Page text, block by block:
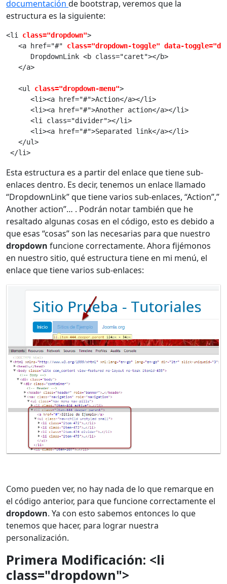
documentación de bootstrap, veremos que la
estructura es la siguiente:
<li class="dropdown">
<a href="#" class="dropdown-toggle" data-
DropdownLink <b class="caret"></b>
</a>
<ul class="dropdown-menu">
<li><a href="#">Action</a></li>
<li><a href="#">Another action</a></li>
<li class="divider"></li>
<li><a href="#">Separated link</a></li>
</ul>
</li>
Esta estructura es a partir del enlace que tiene sub-
enlaces dentro. Es decir, tenemos un enlace llamado
“DropdownLink” que tiene varios sub-enlaces, “Action”,”
Another action”… . Podrán notar también que he
resaltado algunas cosas en el código, esto es debido a
que esas “cosas” son las necesarias para que nuestro
dropdown funcione correctamente. Ahora fijémonos
en nuestro sitio, qué estructura tiene en mi menú, el
enlace que tiene varios sub-enlaces:
Como pueden ver, no hay nada de lo que remarque en
el código anterior, para que funcione correctamente el
dropdown. Ya con esto sabemos entonces lo que
tenemos que hacer, para lograr nuestra
personalización.
Primera Modificación: <li
class="dropdown">